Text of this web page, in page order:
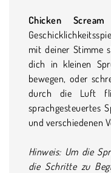
Chicken Scream
mit deiner Stimme
dich in kleinen
bewegen, oder
durch die Luft
sprachgesteuertes
und verschiedenen
Hinweis: Um die
die Schritte zu